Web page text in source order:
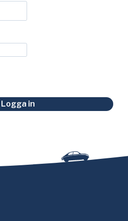
Logga in